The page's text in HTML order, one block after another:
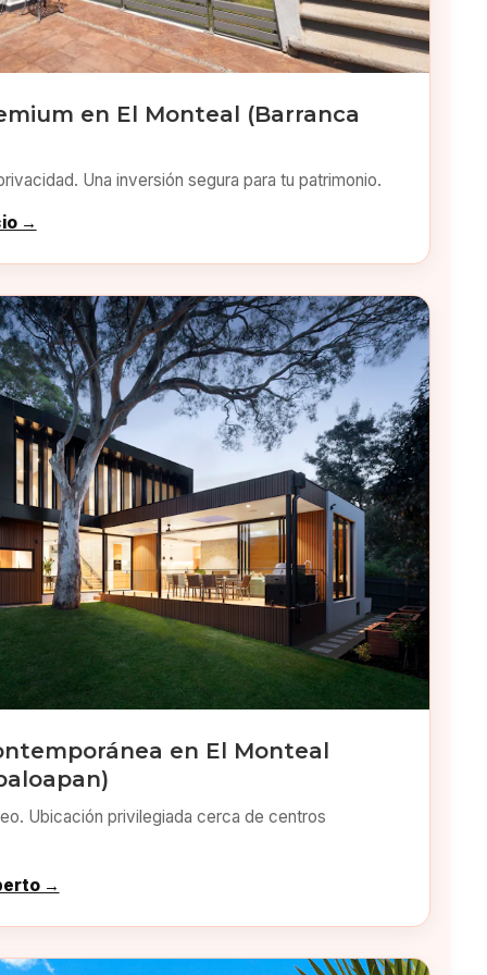
en El Monteal (Barranca
Una inversión segura para tu patrimonio.
→
en El Monteal
Ubicación privilegiada cerca de centros
→